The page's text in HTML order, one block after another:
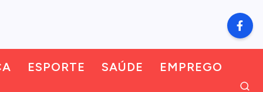
ESPORTE SAÚDE EMPREGO